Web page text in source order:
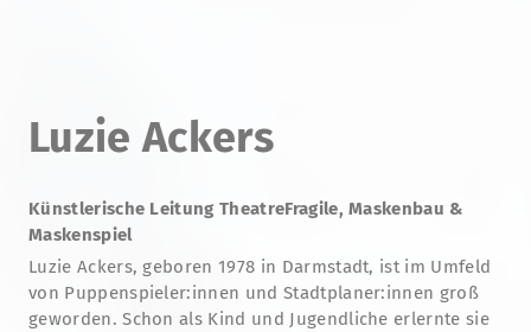
Luzie Ackers
Künstlerische Leitung TheatreFragile, Maskenbau &
Maskenspiel
Luzie Ackers, geboren 1978 in Darmstadt, ist im Umfeld
von Puppenspieler:innen und Stadtplaner:innen groß
geworden. Schon als Kind und Jugendliche erlernte sie